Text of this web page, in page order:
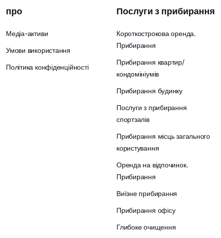
про
Медіа-активи
Умови використання
Політика конфіденційності
Послуги з прибирання
Короткострокова оренда.
Прибирання
Прибирання квартир/
кондомініумів
Прибирання будинку
Послуги з прибирання
спортзалів
Прибирання місць загального
користування
Оренда на відпочинок.
Прибирання
Виїзне прибирання
Прибирання офісу
Глибоке очищення